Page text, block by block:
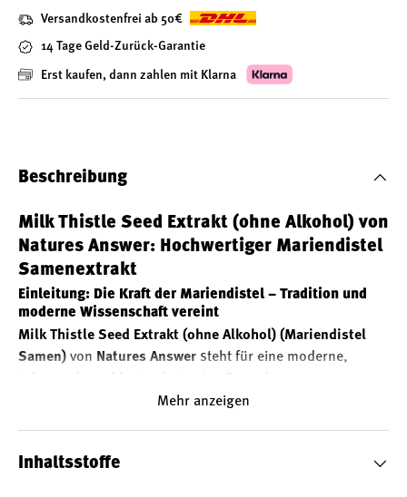
Versandkostenfrei ab 50€
14 Tage Geld-Zurück-Garantie
Erst kaufen, dann zahlen mit Klarna
Beschreibung
Milk Thistle Seed Extrakt (ohne Alkohol) von
Natures Answer: Hochwertiger Mariendistel
Samenextrakt
Einleitung: Die Kraft der Mariendistel – Tradition und
moderne Wissenschaft vereint
Milk Thistle Seed Extrakt (ohne Alkohol) (Mariendistel
Samen) von Natures Answer steht für eine moderne,
Nahrungsergänzung. Die Mariendistel (Silybum marianum
Qualität angeboten. Der Extrakt von Natures Answer ist
Mehr anzeigen
Inhaltsstoffe